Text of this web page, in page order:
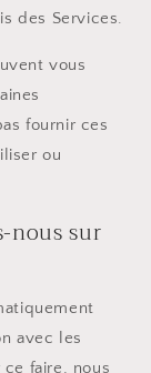
des Services.
vous
fournir ces
ou
nous sur
avec les
ce faire, nous